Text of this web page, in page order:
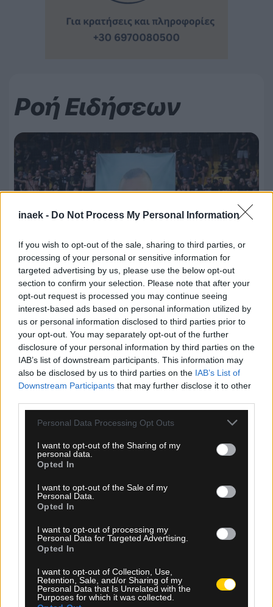
inaek - Do Not Process My Personal Information
If you wish to opt-out of the sale, sharing to third parties, or
processing of your personal or sensitive information for
targeted advertising by us, please use the below opt-out
section to confirm your selection. Please note that after your
opt-out request is processed you may continue seeing
interest-based ads based on personal information utilized by
us or personal information disclosed to third parties prior to
your opt-out. You may separately opt-out of the further
disclosure of your personal information by third parties on the
IAB’s list of downstream participants. This information may
also be disclosed by us to third parties on the IAB’s List of
Downstream Participants that may further disclose it to other
Please note that this website/app uses one or more Google
not limited to your visit or usage behaviour. You may click to
grant or deny consent to Google and its third-party tags to
use your data for below specified purposes in below Google
consent section.
Personal Data Processing Opt Outs
I want to opt-out of the Sharing of my
personal data.
Opted In
I want to opt-out of the Sale of my
Personal Data.
Opted In
I want to opt-out of processing my
Personal Data for Targeted Advertising.
Opted In
I want to opt-out of Collection, Use,
Retention, Sale, and/or Sharing of my
Personal Data that Is Unrelated with the
Purposes for which it was collected.
Ροή Ειδήσεων
08.08.2026, 00:56
ΚΑΕ ΑΕΚ: «Μιχάλης Κατσούρης ΠΑΝΤΑ, ΠΑΝΤΟΥ,
ΠΑΡΩΝ»
08.08.2026, 00:30
εδώ»